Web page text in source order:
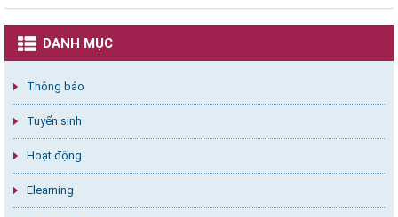
DANH MỤC
Thông báo
Tuyển sinh
Hoạt động
Elearning